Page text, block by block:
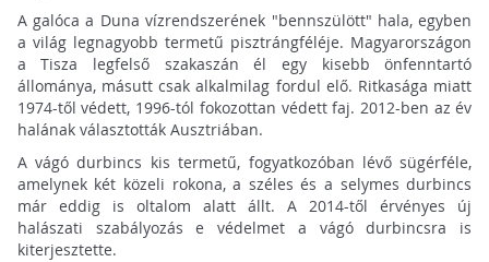
A galóca a Duna vízrendszerének "bennszülött" hala, egyben
a világ legnagyobb termetű pisztrángféléje. Magyarországon
a Tisza legfelső szakaszán él egy kisebb önfenntartó
állománya, másutt csak alkalmilag fordul elő. Ritkasága miatt
1974-től védett, 1996-tól fokozottan védett faj. 2012-ben az év
halának választották Ausztriában.
A vágó durbincs kis termetű, fogyatkozóban lévő sügérféle,
amelynek két közeli rokona, a széles és a selymes durbincs
már eddig is oltalom alatt állt. A 2014-től érvényes új
halászati szabályozás e védelmet a vágó durbincsra is
kiterjesztette.